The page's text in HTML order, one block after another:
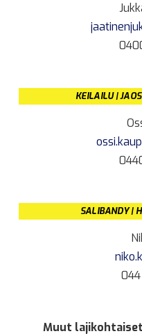
KEILAILU |
SALIBANDY |
Muut